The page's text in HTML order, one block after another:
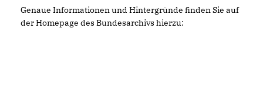
Genaue Informationen und Hintergründe finden Sie auf
der Homepage des Bundesarchivs hierzu: